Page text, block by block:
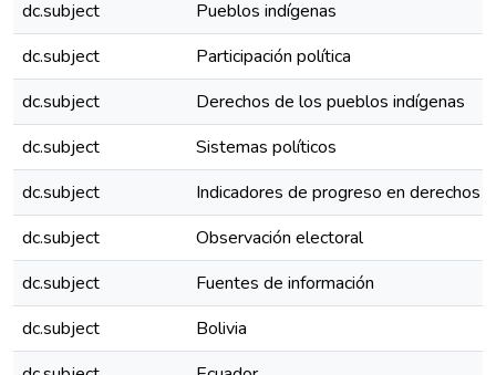
dc.subject
Pueblos indígenas
dc.subject
Participación política
dc.subject
Derechos de los pueblos indígenas
dc.subject
Sistemas políticos
dc.subject
Indicadores de progreso en derechos
dc.subject
Observación electoral
dc.subject
Fuentes de información
dc.subject
Bolivia